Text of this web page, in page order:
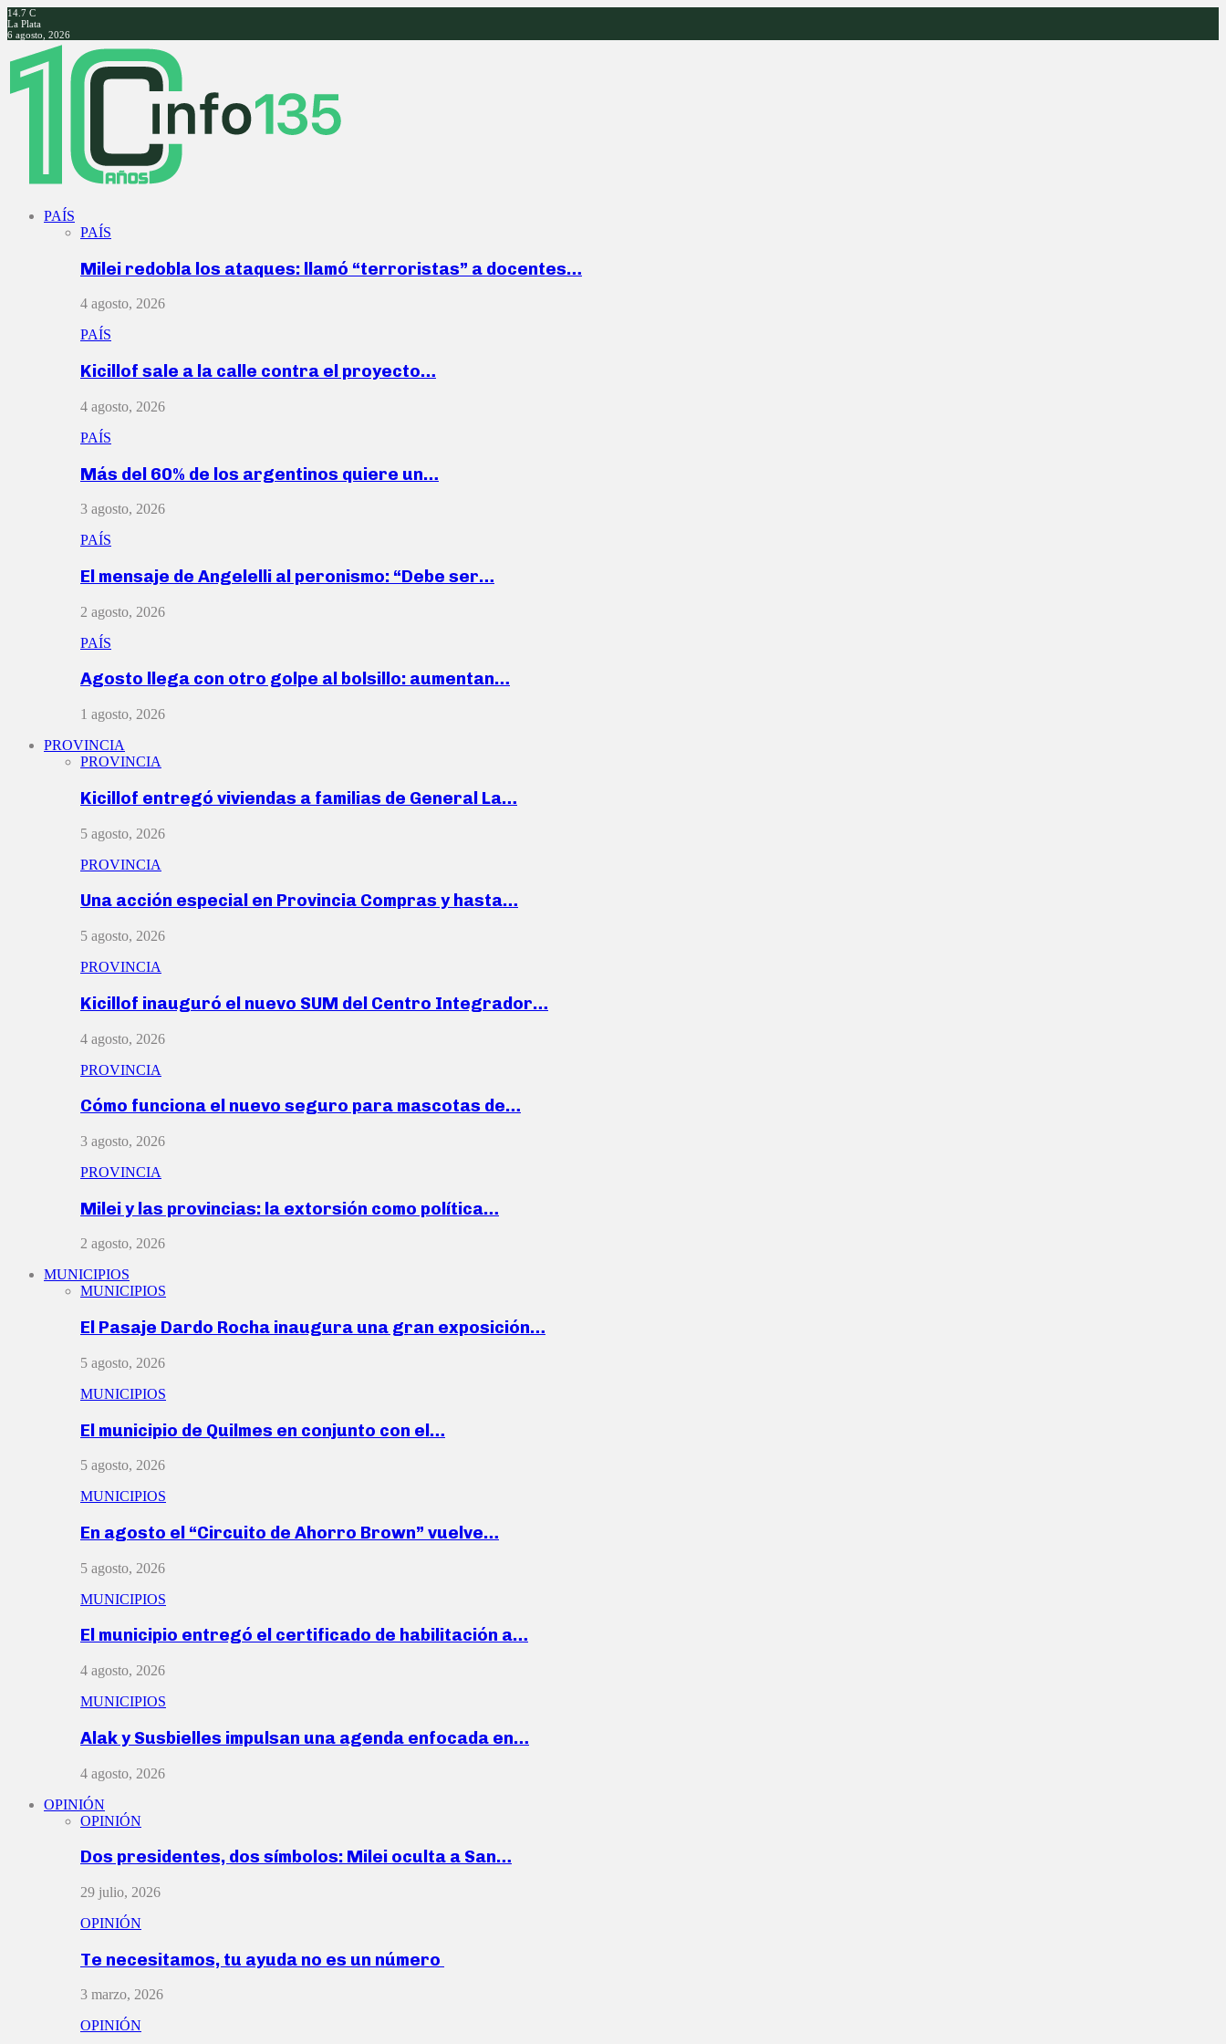
14.7 C
La Plata
6 agosto, 2026
Facebook
Twitter
Instagram
Youtube
PAÍS
PAÍS
Milei redobla los ataques: llamó “terroristas” a docentes…
4 agosto, 2026
PAÍS
Kicillof sale a la calle contra el proyecto…
4 agosto, 2026
PAÍS
Más del 60% de los argentinos quiere un…
3 agosto, 2026
PAÍS
El mensaje de Angelelli al peronismo: “Debe ser…
2 agosto, 2026
PAÍS
Agosto llega con otro golpe al bolsillo: aumentan…
1 agosto, 2026
PROVINCIA
PROVINCIA
Kicillof entregó viviendas a familias de General La…
5 agosto, 2026
PROVINCIA
Una acción especial en Provincia Compras y hasta…
5 agosto, 2026
PROVINCIA
Kicillof inauguró el nuevo SUM del Centro Integrador…
4 agosto, 2026
PROVINCIA
Cómo funciona el nuevo seguro para mascotas de…
3 agosto, 2026
PROVINCIA
Milei y las provincias: la extorsión como política…
2 agosto, 2026
MUNICIPIOS
MUNICIPIOS
El Pasaje Dardo Rocha inaugura una gran exposición…
5 agosto, 2026
MUNICIPIOS
El municipio de Quilmes en conjunto con el…
5 agosto, 2026
MUNICIPIOS
En agosto el “Circuito de Ahorro Brown” vuelve…
5 agosto, 2026
MUNICIPIOS
El municipio entregó el certificado de habilitación a…
4 agosto, 2026
MUNICIPIOS
Alak y Susbielles impulsan una agenda enfocada en…
4 agosto, 2026
OPINIÓN
OPINIÓN
Dos presidentes, dos símbolos: Milei oculta a San…
29 julio, 2026
OPINIÓN
Te necesitamos, tu ayuda no es un número
3 marzo, 2026
OPINIÓN